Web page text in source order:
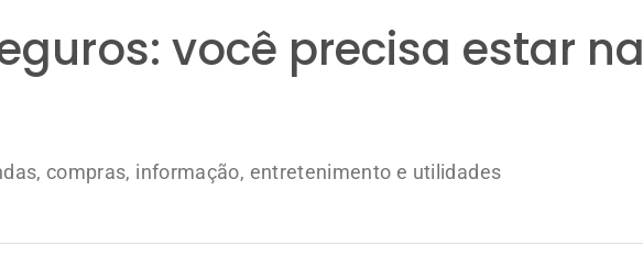
você precisa estar na
compras, informação, entretenimento e utilidades